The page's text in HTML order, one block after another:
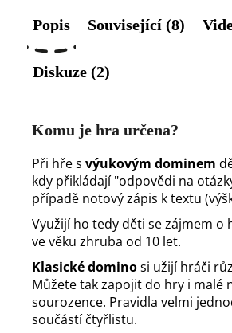
Popis Související (8)
Diskuze (2)
Komu je hra určena?
Při hře s výukovým dominem
kdy přikládají "odpovědi na
případě notový zápis k textu
Využijí ho tedy děti se zájmem o
ve věku zhruba od 10 let.
Klasické dominosi užijí hráči
Můžete tak zapojit do hry i malé
sourozence. Pravidla velmi
součástí čtyřlistu.